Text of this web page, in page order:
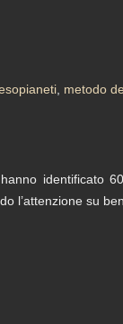
metodo
identificato
l’attenzione su